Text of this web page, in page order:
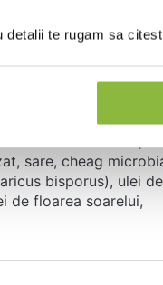
detalii te rugam sa
de coacere.
sare, cheag
sare, piper negru),
floarea soarelui,
sare, cheag
bisporus), ulei de
de floarea soarelui,